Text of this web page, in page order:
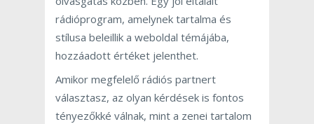
rádióprogram, amelynek tartalma és
stílusa beleillik a weboldal témájába,
hozzáadott értéket jelenthet.
Amikor megfelelő rádiós partnert
választasz, az olyan kérdések is fontos
tényezőkké válnak, mint a zenei tartalom